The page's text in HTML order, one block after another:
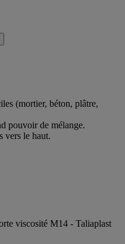
(mortier, béton, plâtre,
pouvoir de mélange.
vers le haut.
viscosité M14 - Taliaplast